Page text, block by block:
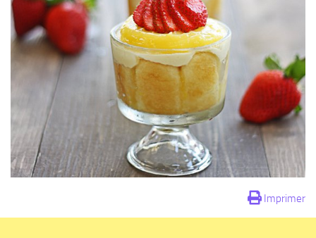
Imprimer